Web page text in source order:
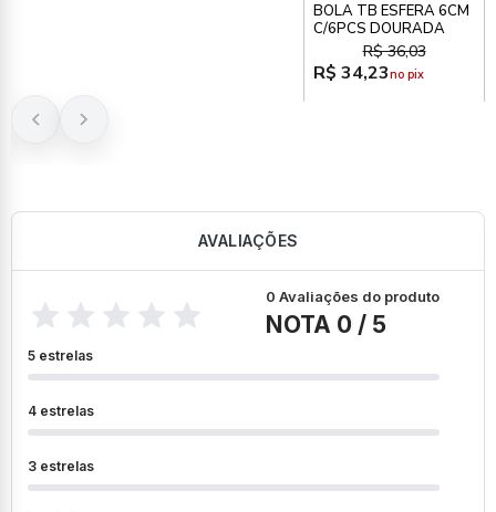
BOLA TB ESFERA 6CM
C/6PCS DOURADA
R$ 36,03
R$ 34,23no pix
AVALIAÇÕES
0 Avaliações do produto
NOTA 0 / 5
5 estrelas
4 estrelas
3 estrelas